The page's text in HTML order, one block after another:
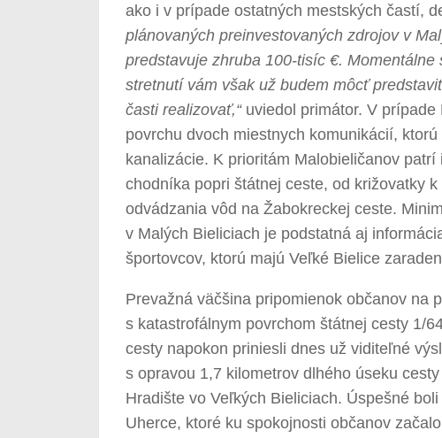
ako i v prípade ostatných mestských častí,
plánovaných preinvestovaných zdrojov v
predstavuje zhruba 100-tisíc €.
stretnutí vám však už budem môcť
časti realizovať,“uviedol primátor. V prípade
povrchu dvoch miestnych komunikácií,
kanalizácie. K prioritám Malobieličanov
chodníka popri štátnej ceste, od križovatky
odvádzania vôd na Žabokreckej ceste.
v Malých Bieliciach je podstatná aj
športovcov, ktorú majú Veľké Bielice
Prevažná väčšina pripomienok občanov na
s katastrofálnym povrchom štátnej cesty 1/
cesty napokon priniesli dnes už viditeľné
s opravou 1,7 kilometrov dlhého úseku
Hradište vo Veľkých Bieliciach. Úspešné
Uherce, ktoré ku spokojnosti občanov